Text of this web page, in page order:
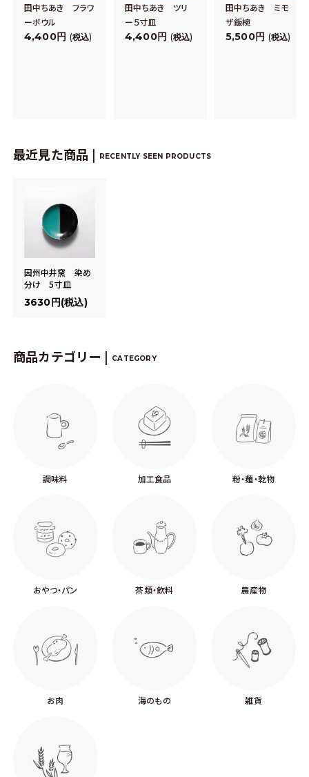
田中ちあき フラワ
ーボウル
4,400 税込
田中ちあき ツリ
ー５寸皿
4,400 税込
田中ちあき ミモ
ザ飯椀
5,500 税込
最近見た商品 | RECENTLY SEEN PRODUCTS
因州中井窯 染め
分け 5寸皿
3630円(税込)
商品カテゴリー | CATEGORY
調味料 加工食品 粉・麺・乾物
おやつ・パン 茶類・飲料 農産物
お肉 海のもの 雑貨